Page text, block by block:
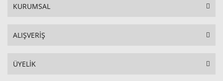
KURUMSAL
ALIŞVERİŞ
ÜYELİK